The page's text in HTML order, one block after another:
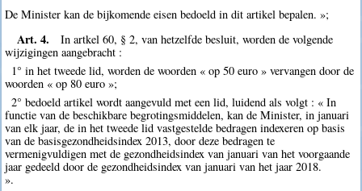
De Minister kan de bijkomende eisen bedoeld in dit artikel bepalen. »;
Art. 4.
In artkel 60, § 2, van hetzelfde besluit, worden de volgende
wijzigingen aangebracht :
1° in het tweede lid, worden de woorden « op 50 euro » vervangen door de
woorden « op 80 euro »;
2° bedoeld artikel wordt aangevuld met een lid, luidend als volgt : « In
functie van de beschikbare begrotingsmiddelen, kan de Minister, in januari
van elk jaar, de in het tweede lid vastgestelde bedragen indexeren op basis
van de basisgezondheidsindex 2013, door deze bedragen te
vermenigvuldigen met de gezondheidsindex van januari van het voorgaande
jaar gedeeld door de gezondheidsindex van januari van het jaar 2018.
».